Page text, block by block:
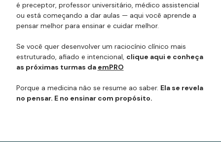
é preceptor, professor universitário, médico assistencial
ou está começando a dar aulas — aqui você aprende a
pensar melhor para ensinar e cuidar melhor.
Se você quer desenvolver um raciocínio clínico mais
estruturado, afiado e intencional, clique aqui e conheça
as próximas turmas da emPRO
Porque a medicina não se resume ao saber. Ela se revela
no pensar. E no ensinar com propósito.